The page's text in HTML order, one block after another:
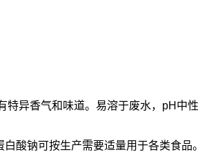
异香气和味道。易溶于废水，pH中
酸钠可按生产需要适量用于各类食